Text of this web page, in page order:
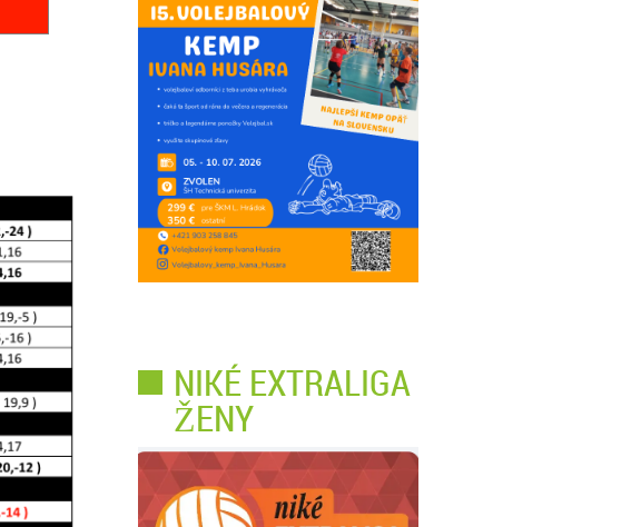
NIKÉ EXTRALIGA
ŽENY